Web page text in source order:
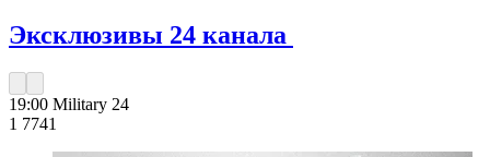
Эксклюзивы 24 канала
19:00 Military 24
1 7741